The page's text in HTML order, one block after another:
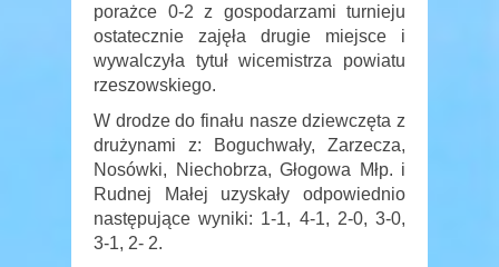
porażce 0-2 z gospodarzami turnieju
ostatecznie zajęła drugie miejsce i
wywalczyła tytuł wicemistrza powiatu
rzeszowskiego.
W drodze do finału nasze dziewczęta z
drużynami z: Boguchwały, Zarzecza,
Nosówki, Niechobrza, Głogowa Młp. i
Rudnej Małej uzyskały odpowiednio
następujące wyniki: 1-1, 4-1, 2-0, 3-0,
3-1, 2- 2.